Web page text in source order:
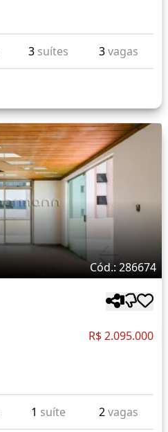
3 suítes 3vagas
Cód.: 286674
R$ 2.095.000
1 suíte 2vagas